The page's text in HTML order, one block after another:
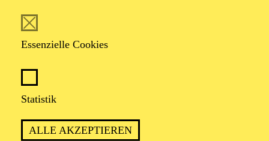
Essenzielle Cookies
Statistik
ALLE AKZEPTIEREN
WHAT'S THE TEA, FRÄULEIN